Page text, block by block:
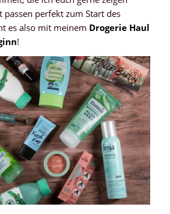
passen perfekt zum Start des
es also mit meinem Drogerie Haul
!